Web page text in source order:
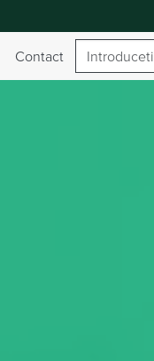
Contact Cautare